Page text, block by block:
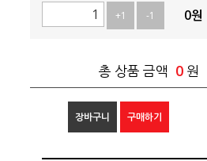
+1
-1 0원
총 상품 금액 0 원
장바구니 구매하기